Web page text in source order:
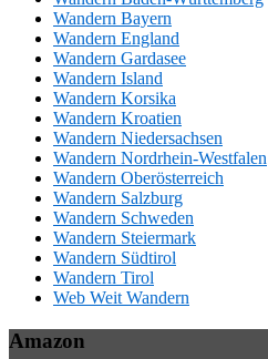
Wandern Bayern
Wandern England
Wandern Gardasee
Wandern Island
Wandern Korsika
Wandern Kroatien
Wandern Niedersachsen
Wandern Nordrhein-Westfalen
Wandern Oberösterreich
Wandern Salzburg
Wandern Schweden
Wandern Steiermark
Wandern Südtirol
Wandern Tirol
Web Weit Wandern
Amazon